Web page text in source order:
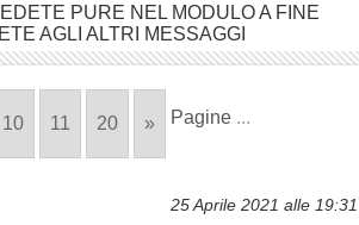
PURE NEL MODULO A FINE
AGLI ALTRI MESSAGGI
Pagine
10 11 ...
20 »
25 Aprile 2021 alle 19:31